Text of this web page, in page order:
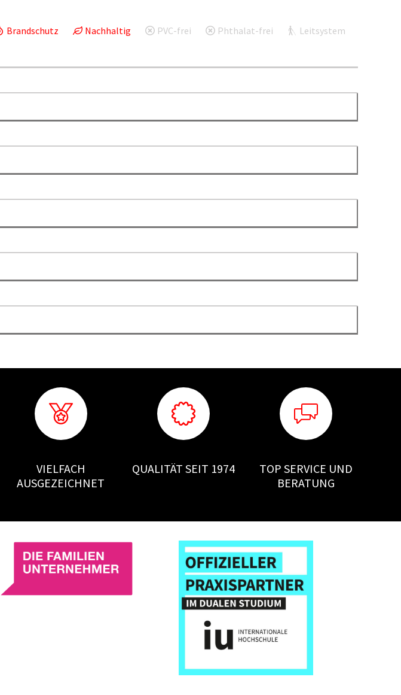
Brandschutz Nachhaltig PVC-frei Phthalat-frei Leitsystem
VIELFACH
AUSGEZEICHNET
QUALITÄT SEIT 1974
TOP SERVICE UND
BERATUNG